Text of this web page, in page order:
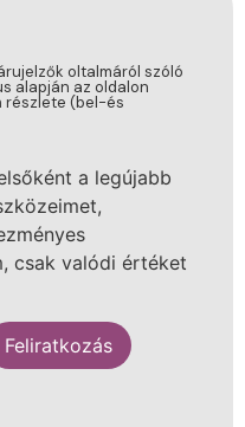
oltalmáról szóló
alapján az oldalon
részlete (bel-és
a legújabb
csak valódi értéket
Feliratkozás